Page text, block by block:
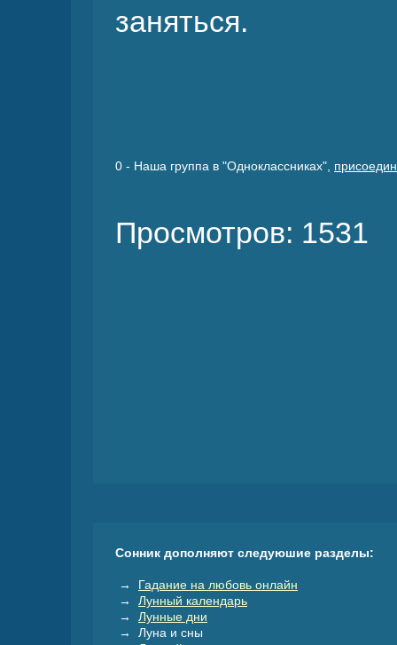
заняться.
0 - Наша группа в "Одноклассниках",
Просмотров: 1531
Сонник дополняют следуюшие разделы:
→ Гадание на любовь онлайн
→ Лунный календарь
→ Лунные дни
→ Луна и сны